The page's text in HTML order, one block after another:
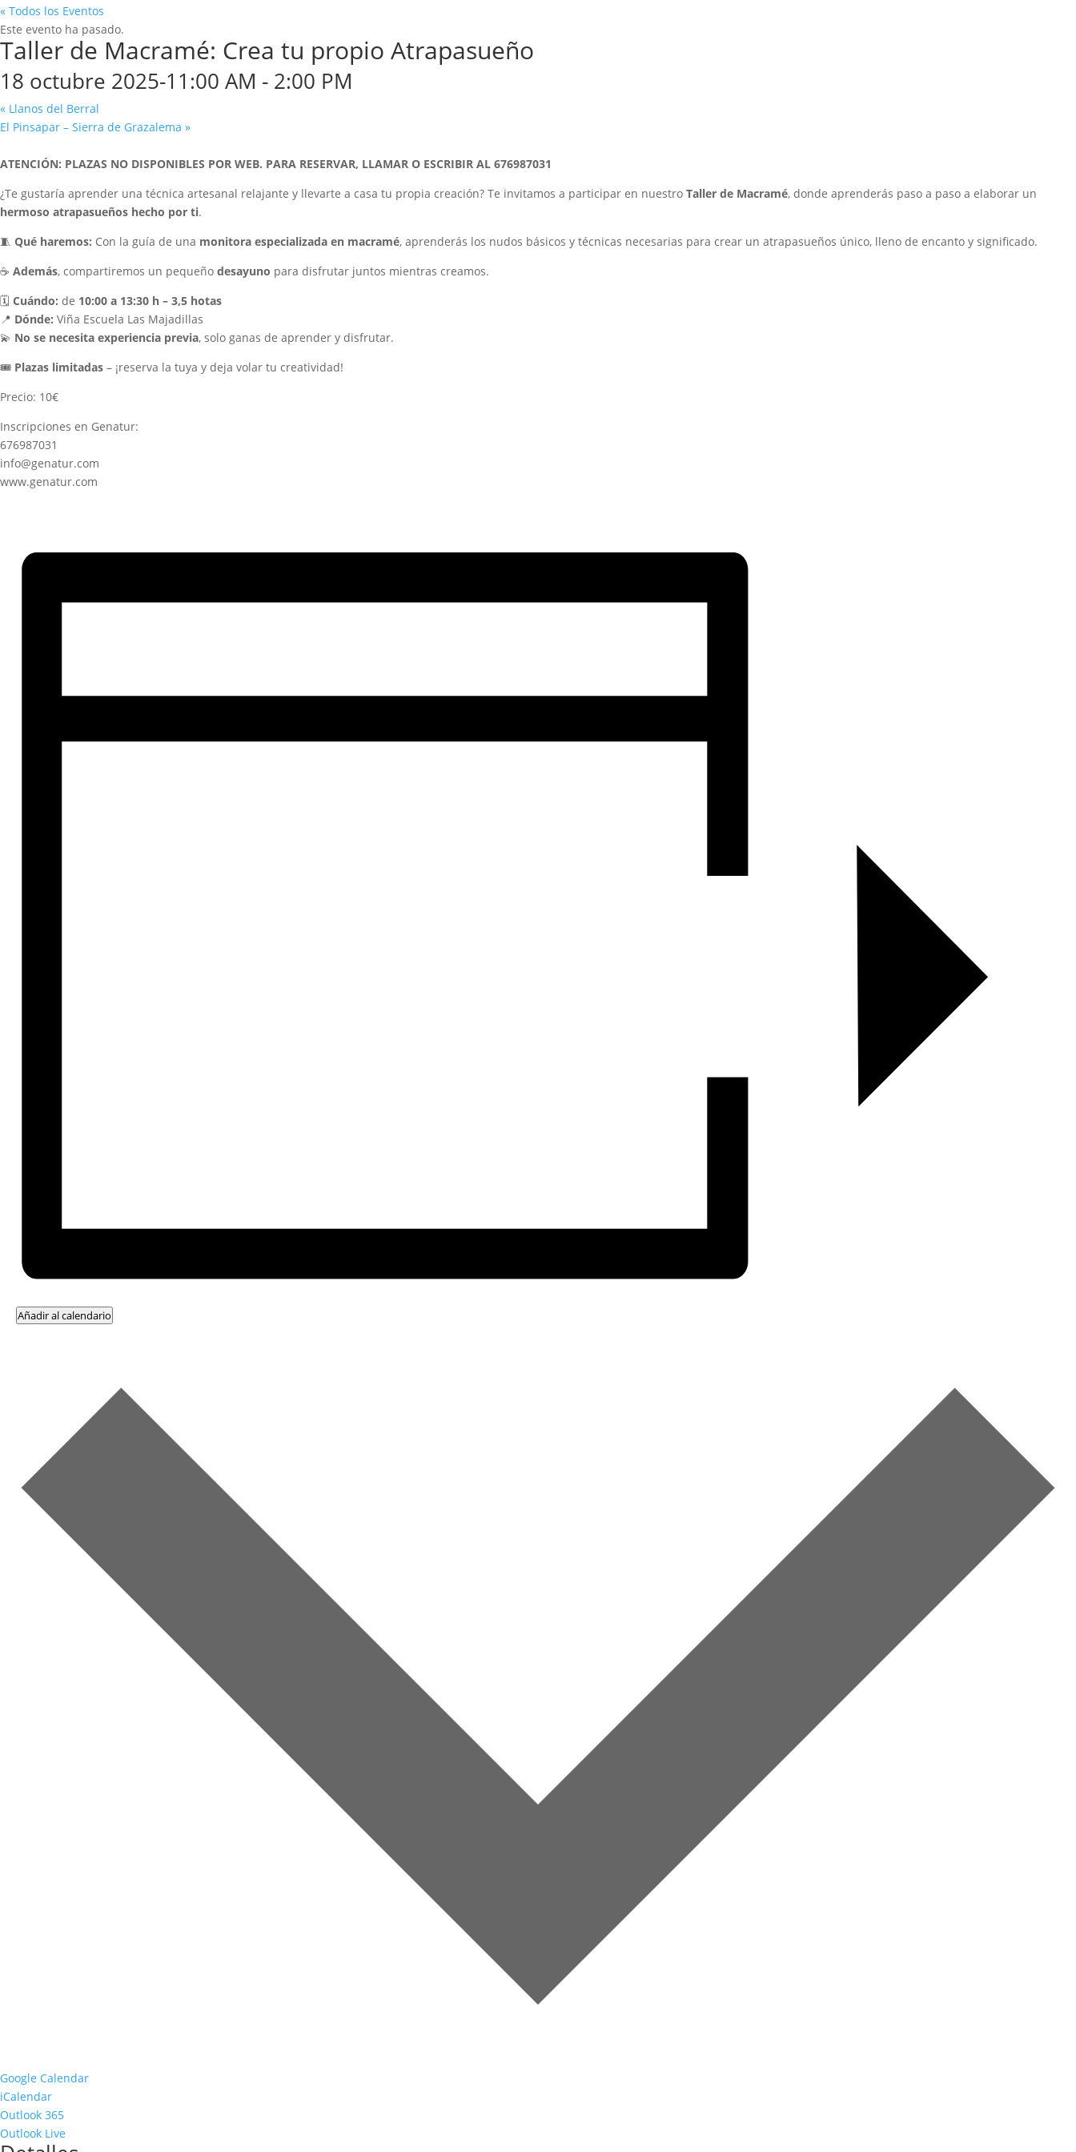
« Todos los Eventos
Este evento ha pasado.
Taller de Macramé: Crea tu propio Atrapasueño
18 octubre 2025-11:00 AM - 2:00 PM
« Llanos del Berral
El Pinsapar – Sierra de Grazalema »
ATENCIÓN: PLAZAS NO DISPONIBLES POR WEB. PARA RESERVAR, LLAMAR O ESCRIBIR AL 676987031
¿Te gustaría aprender una técnica artesanal relajante y llevarte a casa tu propia creación? Te invitamos a participar en nuestro Taller de Macramé, donde aprenderás paso a paso a elaborar un
hermoso atrapasueños hecho por ti.
🧵 Qué haremos: Con la guía de una monitora especializada en macramé, aprenderás los nudos básicos y técnicas necesarias para crear un atrapasueños único, lleno de encanto y significado.
☕ Además, compartiremos un pequeño desayuno para disfrutar juntos mientras creamos.
🗓️ Cuándo: de 10:00 a 13:30 h – 3,5 hotas
📍 Dónde: Viña Escuela Las Majadillas
💫 No se necesita experiencia previa, solo ganas de aprender y disfrutar.
🎟️ Plazas limitadas – ¡reserva la tuya y deja volar tu creatividad!
Precio: 10€
Inscripciones en Genatur:
676987031
info@genatur.com
www.genatur.com
Añadir al calendario
Google Calendar
iCalendar
Outlook 365
Outlook Live